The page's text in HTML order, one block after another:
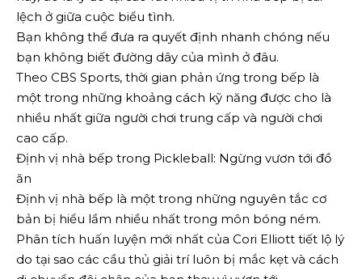
lệch ở giữa cuộc biểu tình.
Bạn không thể đưa ra quyết định nhanh chóng nếu
bạn không biết đường dây của mình ở đâu.
Theo CBS Sports, thời gian phản ứng trong bếp là
một trong những khoảng cách kỹ năng được cho là
nhiều nhất giữa người chơi trung cấp và người chơi
cao cấp.
Định vị nhà bếp trong Pickleball: Ngừng vươn tới đồ
ăn
Định vị nhà bếp là một trong những nguyên tắc cơ
bản bị hiểu lầm nhiều nhất trong môn bóng ném.
Phân tích huấn luyện mới nhất của Cori Elliott tiết lộ lý
do tại sao các cầu thủ giải trí luôn bị mắc kẹt và cách